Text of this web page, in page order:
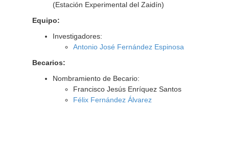
(Estación Experimental del Zaidín)
Equipo:
Investigadores:
Antonio José Fernández Espinosa
Becarios:
Nombramiento de Becario:
Francisco Jesús Enríquez Santos
Félix Fernández Álvarez